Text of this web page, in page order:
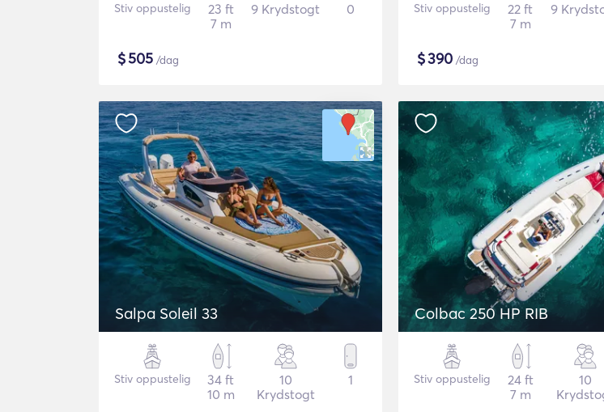
Stiv oppustelig
23 ft
7 m
9 Krydstogt 0
$505 /dag
Stiv oppustelig
22 ft
7 m
9
$390 /dag
Salpa Soleil 33
Stiv oppustelig
34 ft
10 m
10
Krydstogt
1
Colbac 250 HP RIB
Stiv oppustelig
24 ft
7 m
10